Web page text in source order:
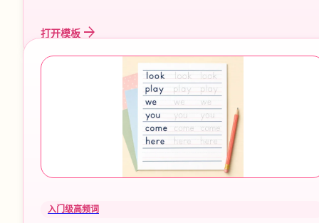
打开模板arrow_forward
入门级高频词